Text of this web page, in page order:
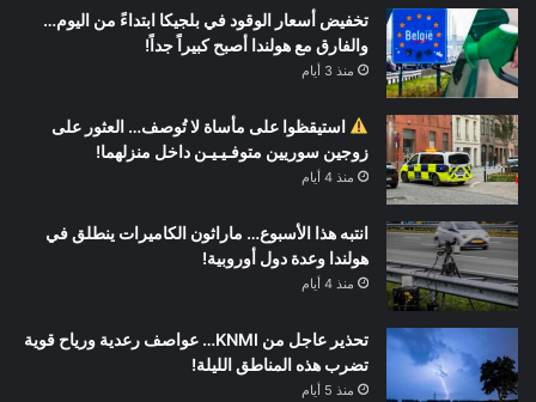
تخفيض أسعار الوقود في بلجيكا ابتداءً من اليوم…
والفارق مع هولندا أصبح كبيراً جداً!
منذ 3 أيام
استيقظوا على مأساة لا تُوصف… العثور على
زوجين سوريين متوفـيـيـن داخل منزلهما!
منذ 4 أيام
انتبه هذا الأسبوع… ماراثون الكاميرات ينطلق في
هولندا وعدة دول أوروبية!
منذ 4 أيام
تحذير عاجل من KNMI… عواصف رعدية ورياح قوية
تضرب هذه المناطق الليلة!
منذ 5 أيام